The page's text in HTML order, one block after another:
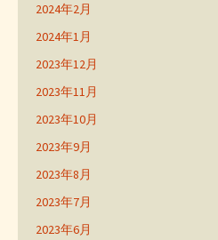
2024年2月
2024年1月
2023年12月
2023年11月
2023年10月
2023年9月
2023年8月
2023年7月
2023年6月